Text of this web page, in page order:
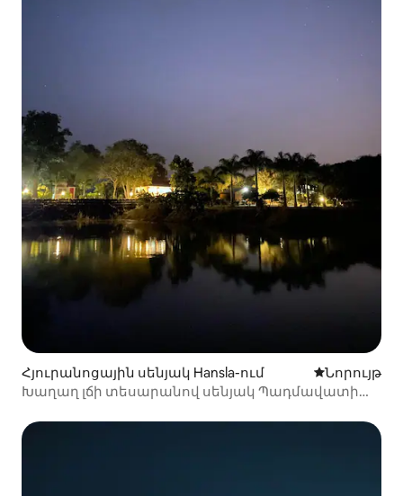
Հյուրանոցային սենյակ Hansla-ում Մնալու նոր
Նորույթ
Խաղաղ լճի տեսարանով սենյակ Պադմավատի